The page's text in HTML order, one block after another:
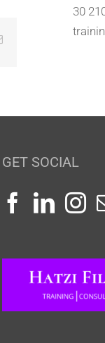
Email
30
GET SOCIAL